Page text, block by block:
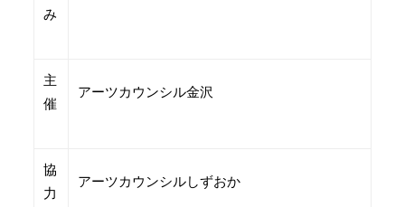
み
主
催
アーツカウンシル金沢
協
力
アーツカウンシルしずおか